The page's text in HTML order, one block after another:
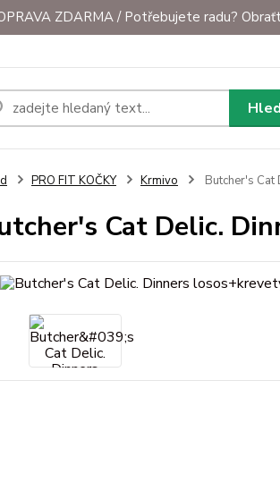
ZDARMA / Potřebujete radu?
PRO FIT KOČKY Krmivo Butcher's
Cat Delic.